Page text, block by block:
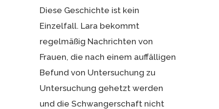
Diese Geschichte ist kein
Einzelfall. Lara bekommt
regelmäßig Nachrichten von
Frauen, die nach einem auffälligen
Befund von Untersuchung zu
Untersuchung gehetzt werden
und die Schwangerschaft nicht